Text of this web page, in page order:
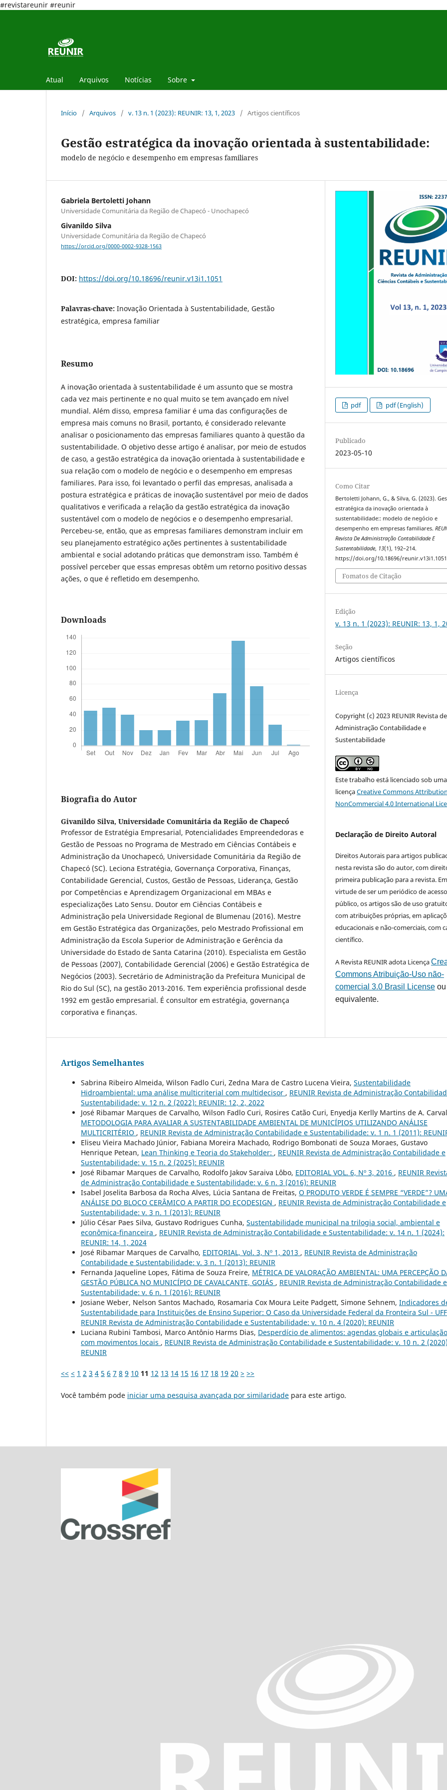
#revistareunir #reunir
Atual Arquivos Notícias Sobre
Início / Arquivos / v. 13 n. 1 (2023): REUNIR: 13, 1, 2023 / Artigos científicos
Gestão estratégica da inovação orientada à sustentabilidade:
modelo de negócio e desempenho em empresas familiares
Gabriela Bertoletti Johann
Universidade Comunitária da Região de Chapecó - Unochapecó
Givanildo Silva
Universidade Comunitária da Região de Chapecó
https://orcid.org/0000-0002-9328-1563
DOI: https://doi.org/10.18696/reunir.v13i1.1051
Palavras-chave: Inovação Orientada à Sustentabilidade, Gestão
estratégica, empresa familiar
Resumo
A inovação orientada à sustentabilidade é um assunto que se mostra
cada vez mais pertinente e no qual muito se tem avançado em nível
mundial. Além disso, empresa familiar é uma das configurações de
empresa mais comuns no Brasil, portanto, é considerado relevante
analisar o posicionamento das empresas familiares quanto à questão da
sustentabilidade. O objetivo desse artigo é analisar, por meio de estudos
de caso, a gestão estratégica da inovação orientada à sustentabilidade e
sua relação com o modelo de negócio e o desempenho em empresas
familiares. Para isso, foi levantado o perfil das empresas, analisada a
postura estratégica e práticas de inovação sustentável por meio de dados
qualitativos e verificada a relação da gestão estratégica da inovação
sustentável com o modelo de negócios e o desempenho empresarial.
Percebeu-se, então, que as empresas familiares demonstram incluir em
seu planejamento estratégico ações pertinentes à sustentabilidade
ambiental e social adotando práticas que demonstram isso. Também é
possível perceber que essas empresas obtêm um retorno positivo dessas
ações, o que é refletido em desempenho.
Downloads
Biografia do Autor
Givanildo Silva, Universidade Comunitária da Região de Chapecó
Professor de Estratégia Empresarial, Potencialidades Empreendedoras e
Gestão de Pessoas no Programa de Mestrado em Ciências Contábeis e
Administração da Unochapecó, Universidade Comunitária da Região de
Chapecó (SC). Leciona Estratégia, Governança Corporativa, Finanças,
Contabilidade Gerencial, Custos, Gestão de Pessoas, Liderança, Gestão
por Competências e Aprendizagem Organizacional em MBAs e
especializações Lato Sensu. Doutor em Ciências Contábeis e
Administração pela Universidade Regional de Blumenau (2016). Mestre
em Gestão Estratégica das Organizações, pelo Mestrado Profissional em
Administração da Escola Superior de Administração e Gerência da
Universidade do Estado de Santa Catarina (2010). Especialista em Gestão
de Pessoas (2007), Contabilidade Gerencial (2006) e Gestão Estratégica de
Negócios (2003). Secretário de Administração da Prefeitura Municipal de
Rio do Sul (SC), na gestão 2013-2016. Tem experiência profissional desde
1992 em gestão empresarial. É consultor em estratégia, governança
corporativa e finanças.
pdf pdf (English)
Publicado
2023-05-10
Como Citar
Bertoletti Johann, G., & Silva, G. (2023).
estratégica da inovação orientada à
sustentabilidade:: modelo de negócio e
desempenho em empresas familiares.
Revista De Administração Contabilidade E
Sustentabilidade, 13(1), 192–214.
https://doi.org/10.18696/reunir.v13i1.1051
Fomatos de Citação
Edição
v. 13 n. 1 (2023): REUNIR: 13, 1,
Seção
Artigos científicos
Licença
Copyright (c) 2023 REUNIR Revista de
Administração Contabilidade e
Sustentabilidade
Este trabalho está licenciado sob uma
licençaCreative Commons
NonCommercial 4.0 International
Declaração de Direito Autoral
Direitos Autorais para artigos
nesta revista são do autor, com
primeira publicação para a revista. Em
virtude de ser um periódico de acesso
público, os artigos são de uso
com atribuições próprias, em
educacionais e não-comerciais, com
científico.
A Revista REUNIR adota Licença
Commons Atribuição-Uso não-
comercial 3.0 Brasil License
equivalente.
Artigos Semelhantes
Sabrina Ribeiro Almeida, Wilson Fadlo Curi, Zedna Mara de Castro Lucena Vieira, Sustentabilidade
Hidroambiental: uma análise multicriterial com multidecisor , REUNIR Revista de Administração
Sustentabilidade: v. 12 n. 2 (2022): REUNIR: 12, 2, 2022
José Ribamar Marques de Carvalho, Wilson Fadlo Curi, Rosires Catão Curi, Enyedja Kerlly Martins de A.
METODOLOGIA PARA AVALIAR A SUSTENTABILIDADE AMBIENTAL DE MUNICÍPIOS UTILIZANDO ANÁLISE
MULTICRITÉRIO , REUNIR Revista de Administração Contabilidade e Sustentabilidade: v. 1 n. 1 (2011):
Eliseu Vieira Machado Júnior, Fabiana Moreira Machado, Rodrigo Bombonati de Souza Moraes, Gustavo
Henrique Petean, Lean Thinking e Teoria do Stakeholder: , REUNIR Revista de Administração Contabilidade e
Sustentabilidade: v. 15 n. 2 (2025): REUNIR
José Ribamar Marques de Carvalho, Rodolfo Jakov Saraiva Lôbo, EDITORIAL VOL. 6, Nº 3, 2016 , REUNIR
de Administração Contabilidade e Sustentabilidade: v. 6 n. 3 (2016): REUNIR
Isabel Joselita Barbosa da Rocha Alves, Lúcia Santana de Freitas, O PRODUTO VERDE É SEMPRE “VERDE”?
ANÁLISE DO BLOCO CERÂMICO A PARTIR DO ECODESIGN , REUNIR Revista de Administração Contabilidade e
Sustentabilidade: v. 3 n. 1 (2013): REUNIR
Júlio César Paes Silva, Gustavo Rodrigues Cunha, Sustentabilidade municipal na trilogia social, ambiental e
econômica-financeira , REUNIR Revista de Administração Contabilidade e Sustentabilidade: v. 14 n. 1 (2024):
REUNIR: 14, 1, 2024
José Ribamar Marques de Carvalho, EDITORIAL, Vol. 3, Nº 1, 2013 , REUNIR Revista de Administração
Contabilidade e Sustentabilidade: v. 3 n. 1 (2013): REUNIR
Fernanda Jaqueline Lopes, Fátima de Souza Freire, MÉTRICA DE VALORAÇÃO AMBIENTAL: UMA PERCEPÇÃO
GESTÃO PÚBLICA NO MUNICÍPIO DE CAVALCANTE, GOIÁS , REUNIR Revista de Administração Contabilidade e
Sustentabilidade: v. 6 n. 1 (2016): REUNIR
Josiane Weber, Nelson Santos Machado, Rosamaria Cox Moura Leite Padgett, Simone Sehnem, Indicadores
Sustentabilidade para Instituições de Ensino Superior: O Caso da Universidade Federal da Fronteira Sul -
REUNIR Revista de Administração Contabilidade e Sustentabilidade: v. 10 n. 4 (2020): REUNIR
Luciana Rubini Tambosi, Marco Antônio Harms Dias, Desperdício de alimentos: agendas globais e articulação
com movimentos locais , REUNIR Revista de Administração Contabilidade e Sustentabilidade: v. 10 n. 2
REUNIR
<< < 1 2 3 4 5 6 7 8 9 10 11 12 13 14 15 16 17 18 19 20 > >>
Você também pode iniciar uma pesquisa avançada por similaridade para este artigo.